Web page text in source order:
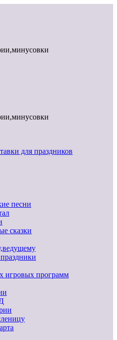
для праздников
песни
сказки
игровых программ